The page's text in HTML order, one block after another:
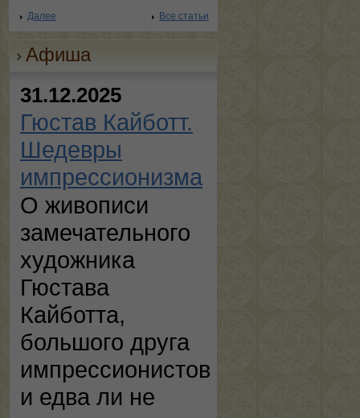
Далее Все статьи
Афиша
31.12.2025
Гюстав Кайботт.
Шедевры
импрессионизма
О живописи
замечательного
художника
Гюстава
Кайботта,
большого друга
импрессионистов
и едва ли не